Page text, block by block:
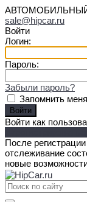
sale@hipcar.ru
Войти
Логин:
Пароль:
Забыли пароль?
Запомнить меня
Войти как
После
отслеживание
новые